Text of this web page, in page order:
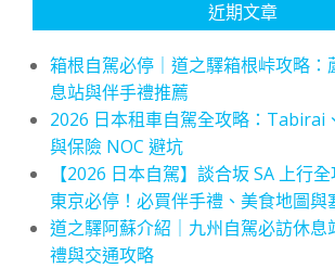
近期文章
箱根自駕必停｜道之驛箱根峠攻略：
息站與伴手禮推薦
2026 日本租車自駕全攻略：Tabirai
與保險 NOC 避坑
【2026 日本自駕】談合坂 SA 上行
東京必停！必買伴手禮、美食地圖與
道之驛阿蘇介紹｜九州自駕必訪休息
禮與交通攻略